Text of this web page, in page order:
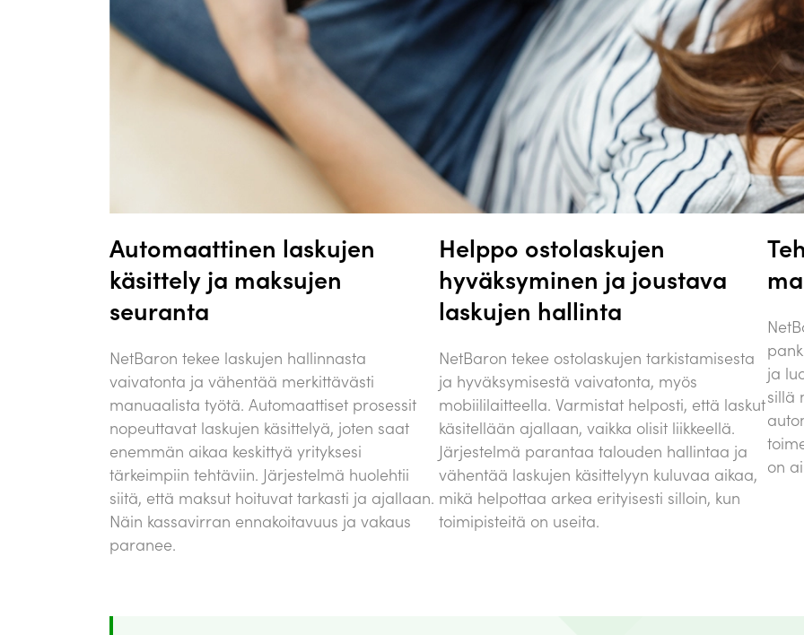
Automaattinen laskujen
käsittely ja maksujen
seuranta
NetBaron tekee laskujen hallinnasta
vaivatonta ja vähentää merkittävästi
manuaalista työtä. Automaattiset prosessit
nopeuttavat laskujen käsittelyä, joten saat
enemmän aikaa keskittyä yrityksesi
tärkeimpiin tehtäviin. Järjestelmä huolehtii
siitä, että maksut hoituvat tarkasti ja ajallaan.
Näin kassavirran ennakoitavuus ja vakaus
paranee.
Helppo ostolaskujen
hyväksyminen ja joustava
laskujen hallinta
NetBaron tekee ostolaskujen tarkistamisesta
ja hyväksymisestä vaivatonta, myös
mobiililaitteella. Varmistat helposti, että laskut
käsitellään ajallaan, vaikka olisit liikkeellä.
Järjestelmä parantaa talouden hallintaa ja
vähentää laskujen käsittelyyn kuluvaa aikaa,
mikä helpottaa arkea erityisesti silloin, kun
toimipisteitä on useita.
ja
sillä
on